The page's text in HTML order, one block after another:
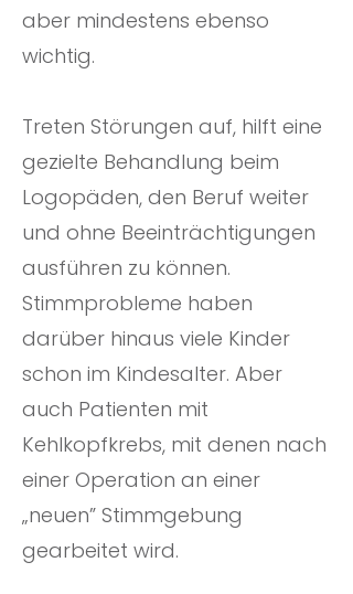
aber mindestens ebenso
wichtig.
Treten Störungen auf, hilft eine
gezielte Behandlung beim
Logopäden, den Beruf weiter
und ohne Beeinträchtigungen
ausführen zu können.
Stimmprobleme haben
darüber hinaus viele Kinder
schon im Kindesalter. Aber
auch Patienten mit
Kehlkopfkrebs, mit denen nach
einer Operation an einer
„neuen” Stimmgebung
gearbeitet wird.